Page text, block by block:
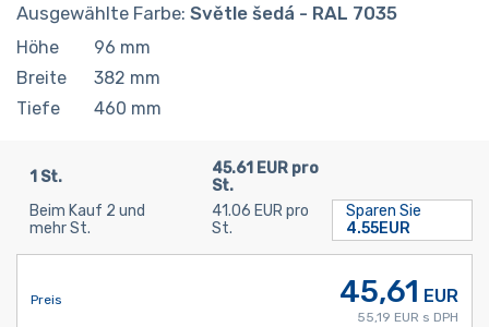
Ausgewählte Farbe: Světle šedá - RAL 7035
Höhe 96 mm
Breite
382 mm
Tiefe
460 mm
1 St.
45.61 EUR pro
St.
Beim Kauf 2 und
mehr St.
41.06 EUR pro
St.
Sparen Sie
4.55EUR
Preis 45,61 EUR
55,19 EUR s DPH